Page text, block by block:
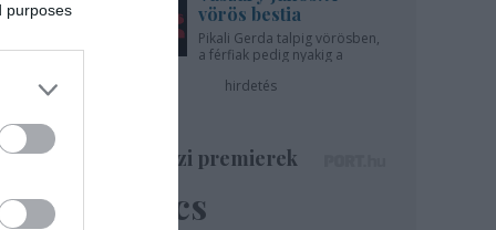
purposes
vörös bestia
Pikali Gerda talpig vörösben,
a férfiak pedig nyakig a
hirdetés
Színházi premierek
Nincs